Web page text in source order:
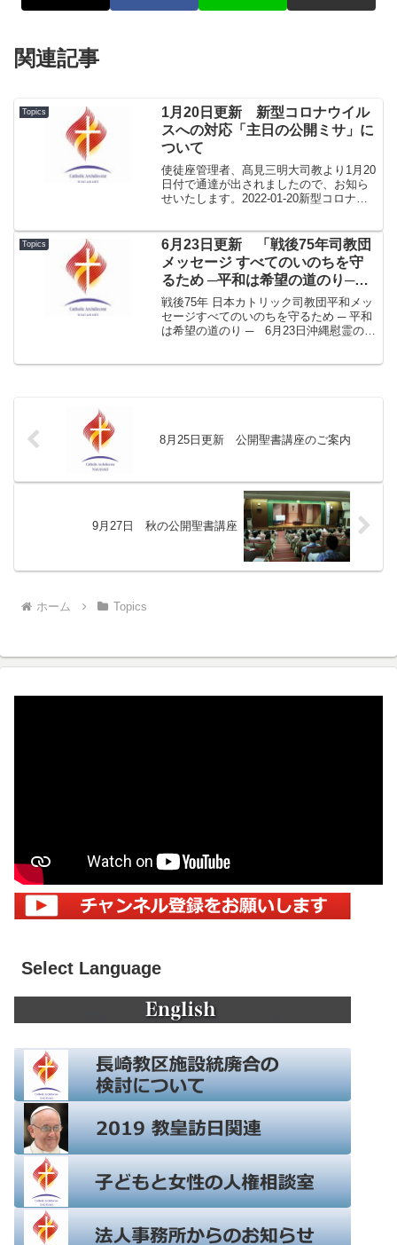
関連記事
Topics
1月20日更新 新型コロナウイル
スへの対応「主日の公開ミサ」に
ついて
使徒座管理者、髙見三明大司教より1月20
日付で通達が出されましたので、お知ら
せいたします。2022-01-20新型コロナウ
管理者 髙見 三明大司教「主日の公...
Topics
6月23日更新 「戦後75年司教団
メッセージ すべてのいのちを守
るため ─平和は希望の道のり─」
カトリック中央協議会ホームペー
ジ掲載のご案内
戦後75年 日本カトリック司教団平和メッ
セージすべてのいのちを守るため ─ 平和
は希望の道のり ─ 6月23日沖縄慰霊の日
8月25日更新 公開聖書講座のご案内
9月27日 秋の公開聖書講座
ホーム Topics
Select Language